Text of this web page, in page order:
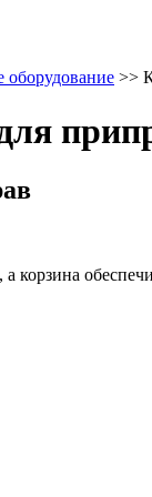
оборудование >>
, а корзина